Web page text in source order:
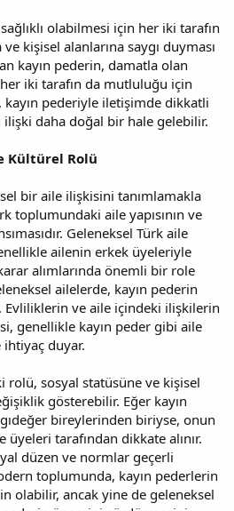
olabilmesi için her iki tarafın
kişisel alanlarına saygı duyması
kayın pederin, damatla olan
iki tarafın da mutluluğu için
pederiyle iletişimde dikkatli
ilişki daha doğal bir hale gelebilir.
Kültürel Rolü
bir aile ilişkisini tanımlamakla
toplumundaki aile yapısının ve
Geleneksel Türk aile
ailenin erkek üyeleriyle
alımlarında önemli bir role
ailelerde, kayın pederin
ve aile içindeki ilişkilerin
genellikle kayın peder gibi aile
duyar.
rolü, sosyal statüsüne ve kişisel
gösterebilir. Eğer kayın
bireylerinden biriyse, onun
tarafından dikkate alınır.
düzen ve normlar geçerli
toplumunda, kayın pederlerin
olabilir, ancak yine de geleneksel